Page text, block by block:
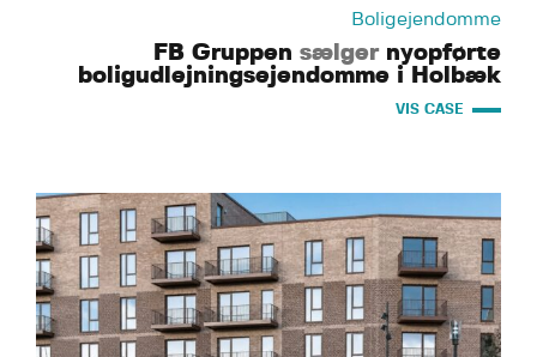
Boligejendomme
FB Gruppen sælgernyopførte
boligudlejningsejendomme i Holbæk
VIS CASE